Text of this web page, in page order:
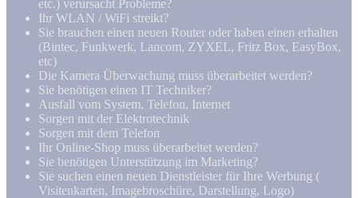
etc.) verursacht Probleme?
Ihr WLAN / WiFi streikt?
Sie brauchen einen neuen Router oder haben einen erhalten
(Bintec, Funkwerk, Lancom, ZYXEL, Fritz Box, EasyBox,
etc)
Die Kamera Überwachung muss überarbeitet werden?
Sie benötigen einen IT Techniker?
Ausfall vom System, Telefon, Internet
Sorgen mit der Elektrotechnik
Sorgen mit dem Telefon
Ihr Online-Shop muss überarbeitet werden?
Sie benötigen Unterstützung im Marketing?
Sie suchen einen neuen Dienstleister für Ihre Werbung (
Visitenkarten, Imagebroschüre, Darstellung, Logo)